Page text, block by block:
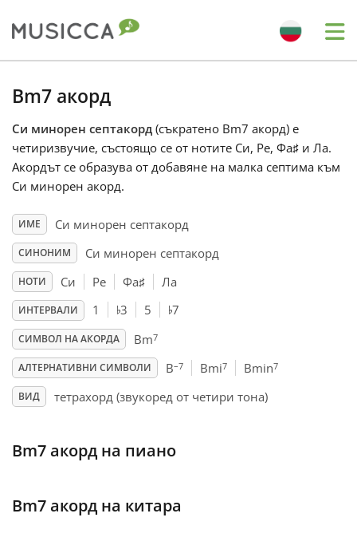
Български
Dansk
English
Español
Bm7 акорд
Си минорен септакорд (съкратено Bm7 акорд) е
четиризвучие, състоящо се от нотите Си, Ре, Фа♯ и Ла.
Акордът се образува от добавяне на малка септима към
Си минорен акорд.
ИМЕ Си минорен септакорд
СИНОНИМ Си минорен септакорд
НОТИ Си Ре Фа♯ Ла
ИНТЕРВАЛИ 1 ♭3 5 ♭7
СИМВОЛ НА АКОРДА Bm7
АЛТЕРНАТИВНИ СИМВОЛИ B–7 Bmi7 Bmin7
ВИД тетрахорд (звукоред от четири тона)
Bm7 акорд на пиано
Bm7 акорд на китара